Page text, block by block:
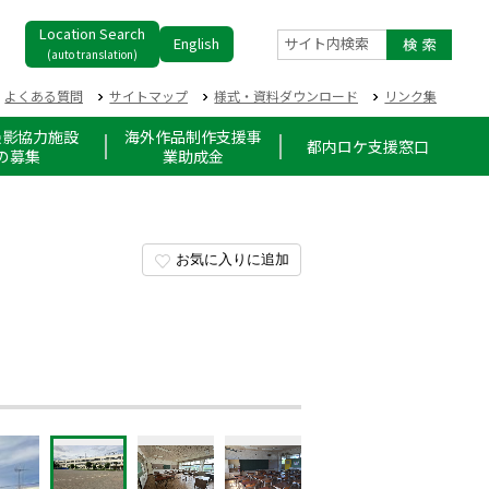
Location Search
(auto translation)
English サイト内検索
よくある質問 サイトマップ 様式・資料ダウンロード リンク集
協力施設
募集
海外作品制作支援事
業助成金
都内ロケ支援窓口
お気に入りに追加